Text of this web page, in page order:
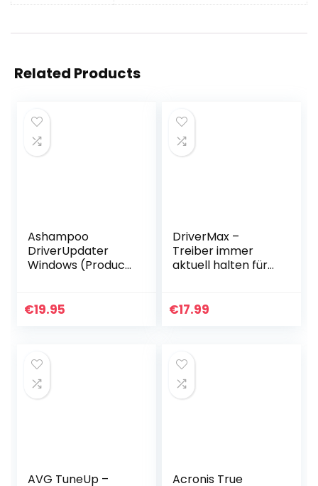
Related Products
Ashampoo
DriverUpdater
Windows (Product
Jahr für 3 PC
€19.95
DriverMax –
Treiber immer
aktuell halten für
Jahre Laufzeit
€17.99
AVG TuneUp –
Acronis True